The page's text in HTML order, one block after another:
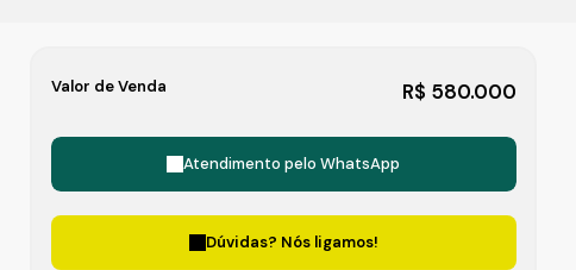
R$ 580.000
Valor de Venda
Atendimento pelo WhatsApp
Dúvidas? Nós ligamos!